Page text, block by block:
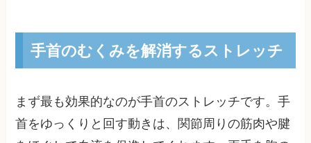
手首のむくみを解消するストレッチ
まず最も効果的なのが手首のストレッチです。手
首をゆっくりと回す動きは、関節周りの筋肉や腱